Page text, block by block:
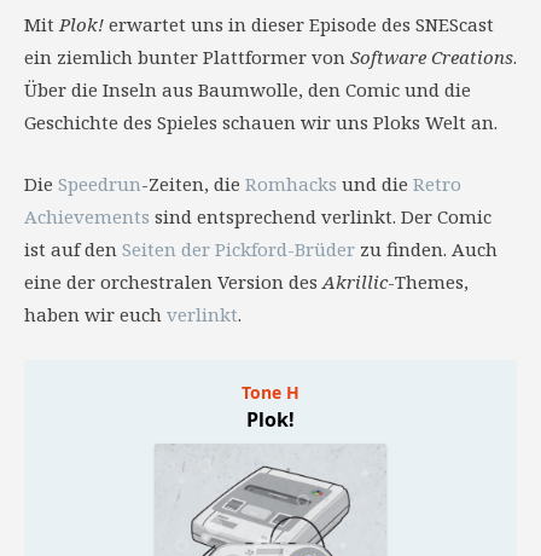
MitPlok! erwartet uns in dieser Episode des SNEScast
ein ziemlich bunter Plattformer von Software Creations.
Über die Inseln aus Baumwolle, den Comic und die
Geschichte des Spieles schauen wir uns Ploks Welt an.
Die Speedrun-Zeiten, die Romhacks und die Retro
Achievements sind entsprechend verlinkt. Der Comic
ist auf den Seiten der Pickford-Brüder zu finden. Auch
eine der orchestralen Version desAkrillic-Themes,
haben wir euch verlinkt.